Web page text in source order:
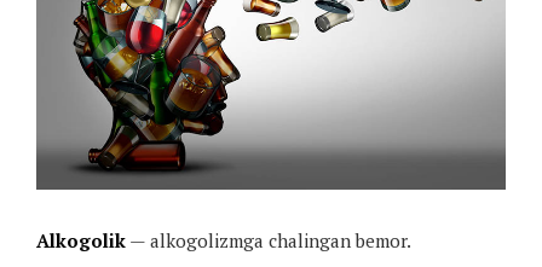
Alkogolik — alkogolizmga chalingan bemor.